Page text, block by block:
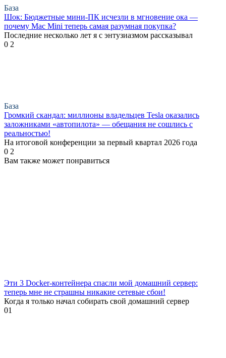
База
Шок: Бюджетные мини-ПК исчезли в мгновение ока —
почему Mac Mini теперь самая разумная покупка?
Последние несколько лет я с энтузиазмом рассказывал
0 2
База
Громкий скандал: миллионы владельцев Tesla оказались
заложниками «автопилота» — обещания не сошлись с
реальностью!
На итоговой конференции за первый квартал 2026 года
0 2
Вам также может понравиться
Эти 3 Docker-контейнера спасли мой домашний сервер:
теперь мне не страшны никакие сетевые сбои!
Когда я только начал собирать свой домашний сервер
01